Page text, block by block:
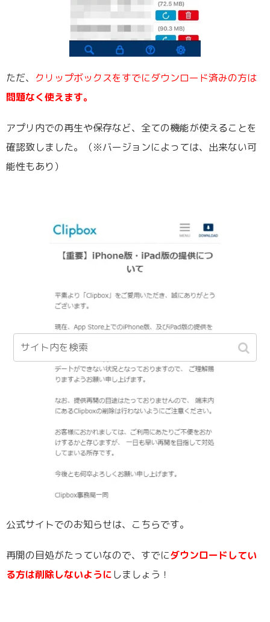
ただ、 クリップボックスをすでにダウンロード済みの方は
問題なく使えます。
アプリ内での再生や保存など、全ての機能が使えることを
確認致しました。（※バージョンによっては、出来ない可
能性もあり）
公式サイトでのお知らせは、こちらです。
再開の目処がたっていなので、すでにダウンロードしてい
る方は削除しないようにしましょう！